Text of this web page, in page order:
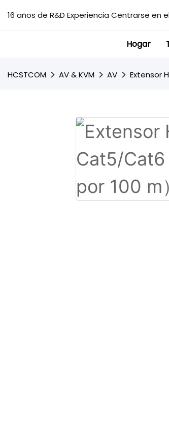
16 años de R&D Experiencia Centrarse en
Hogar
HCSTCOM AV & KVM AV Extensor